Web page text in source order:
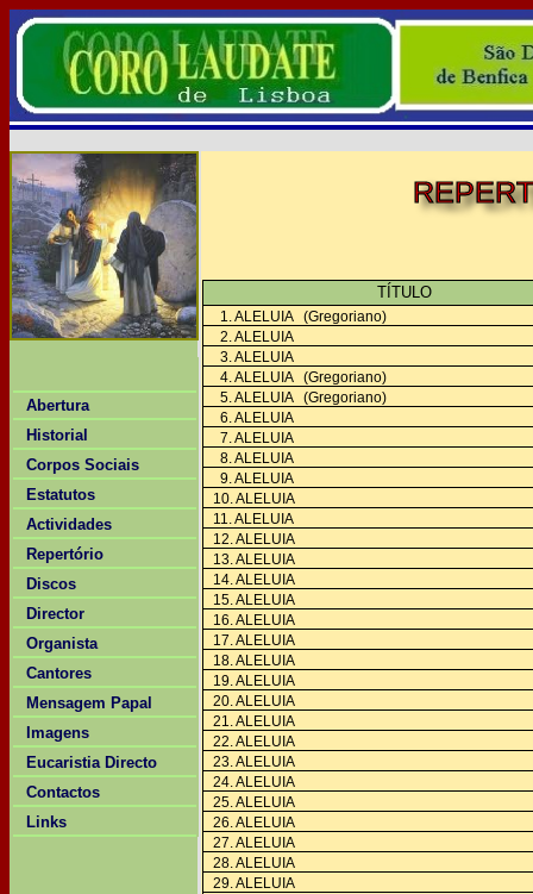
Abertura
Historial
Corpos Sociais
Estatutos
Actividades
Repertório
Discos
Director
Organista
Cantores
Mensagem Papal
Imagens
Eucaristia Directo
Contactos
Links
TÍTULO
1. ALELUIA (Gregoriano)
2. ALELUIA
3. ALELUIA
4. ALELUIA (Gregoriano)
5. ALELUIA (Gregoriano)
6. ALELUIA
7. ALELUIA
8. ALELUIA
9. ALELUIA
10. ALELUIA
11. ALELUIA
12. ALELUIA
13. ALELUIA
14. ALELUIA
15. ALELUIA
16. ALELUIA
17. ALELUIA
18. ALELUIA
19. ALELUIA
20. ALELUIA
21. ALELUIA
22. ALELUIA
23. ALELUIA
24. ALELUIA
25. ALELUIA
26. ALELUIA
27. ALELUIA
28. ALELUIA
29. ALELUIA